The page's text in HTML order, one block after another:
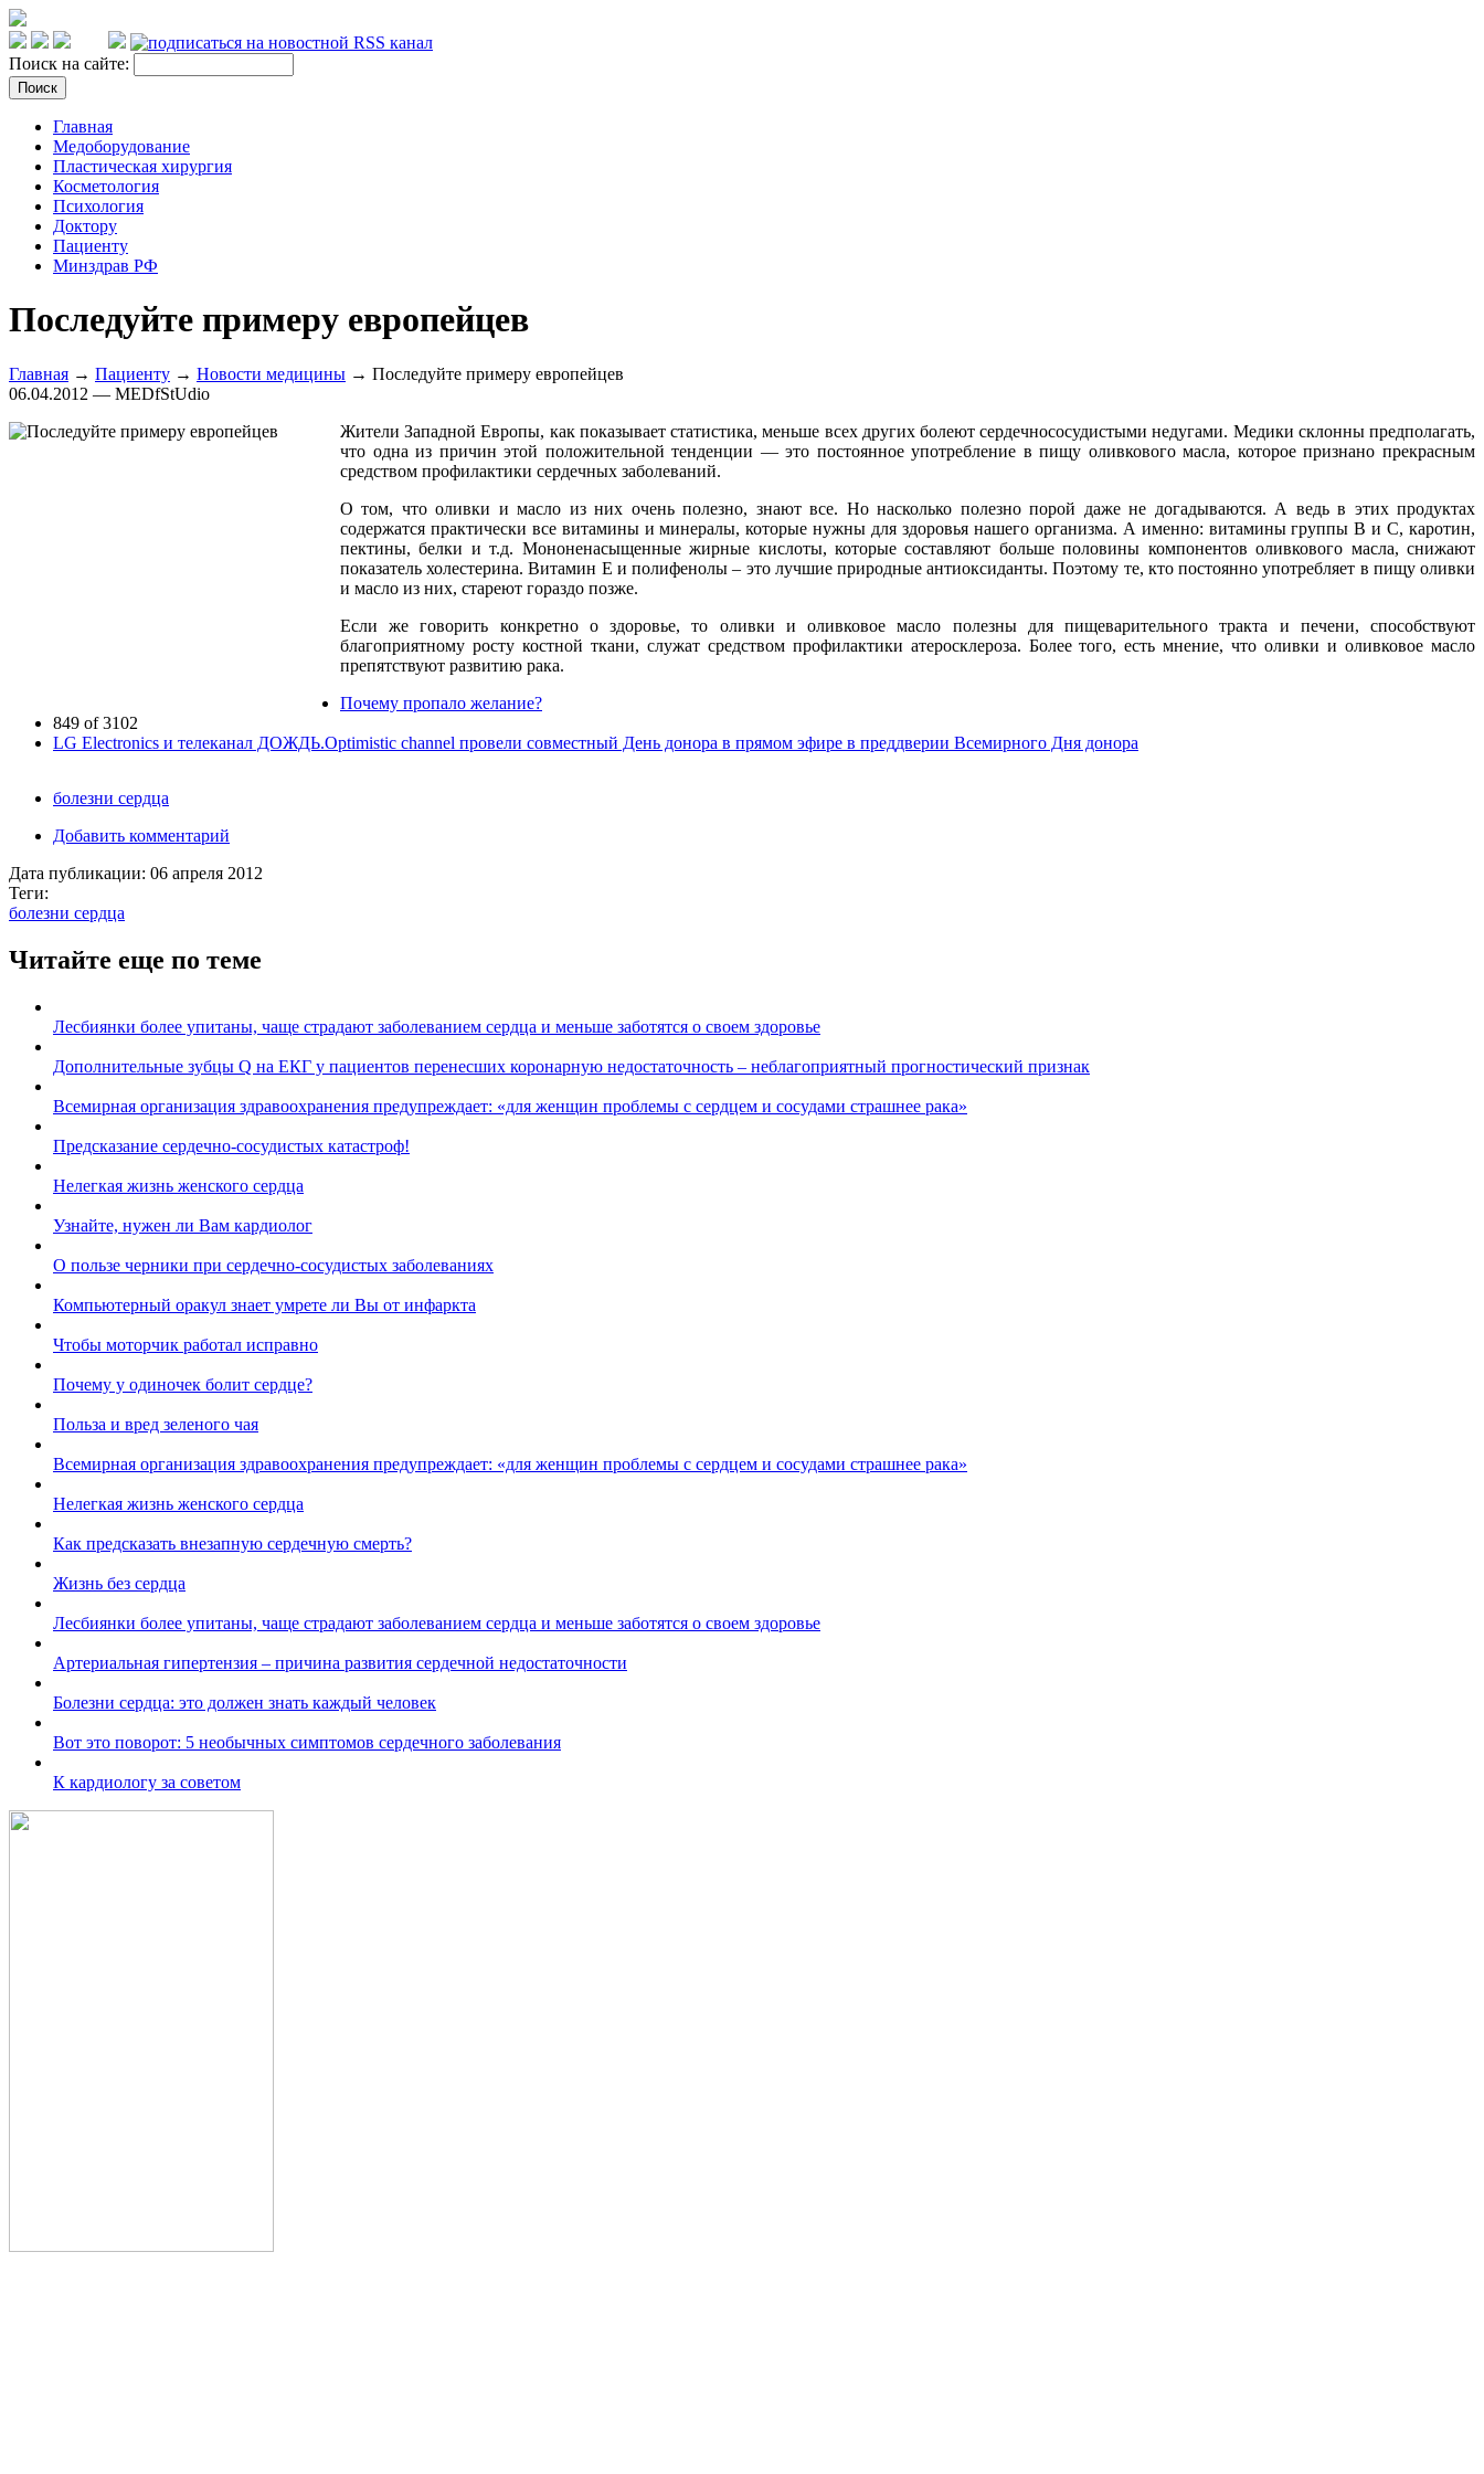
Поиск на сайте:
Главная
Медоборудование
Пластическая хирургия
Косметология
Психология
Доктору
Пациенту
Минздрав РФ
Последуйте примеру европейцев
Главная → Пациенту → Новости медицины → Последуйте примеру европейцев
06.04.2012 — MEDfStUdio
Жители Западной Европы, как показывает статистика, меньше всех других болеют сердечнососудистыми недугами. Медики склонны предполагать,
что одна из причин этой положительной тенденции — это постоянное употребление в пищу оливкового масла, которое признано прекрасным
средством профилактики сердечных заболеваний.
О том, что оливки и масло из них очень полезно, знают все. Но насколько полезно порой даже не догадываются. А ведь в этих продуктах
содержатся практически все витамины и минералы, которые нужны для здоровья нашего организма. А именно: витамины группы В и С, каротин,
пектины, белки и т.д. Мононенасыщенные жирные кислоты, которые составляют больше половины компонентов оливкового масла, снижают
показатель холестерина. Витамин Е и полифенолы – это лучшие природные антиоксиданты. Поэтому те, кто постоянно употребляет в пищу оливки
и масло из них, стареют гораздо позже.
Если же говорить конкретно о здоровье, то оливки и оливковое масло полезны для пищеварительного тракта и печени, способствуют
благоприятному росту костной ткани, служат средством профилактики атеросклероза. Более того, есть мнение, что оливки и оливковое масло
препятствуют развитию рака.
Почему пропало желание?
849 of 3102
LG Electronics и телеканал ДОЖДЬ.Optimistic channel провели совместный День донора в прямом эфире в преддверии Всемирного Дня донора
болезни сердца
Добавить комментарий
Дата публикации: 06 апреля 2012
Теги:
болезни сердца
Читайте еще по теме
Лесбиянки более упитаны, чаще страдают заболеванием сердца и меньше заботятся о своем здоровье
Дополнительные зубцы Q на ЕКГ у пациентов перенесших коронарную недостаточность – неблагоприятный прогностический признак
Всемирная организация здравоохранения предупреждает: «для женщин проблемы с сердцем и сосудами страшнее рака»
Предсказание сердечно-сосудистых катастроф!
Нелегкая жизнь женского сердца
Узнайте, нужен ли Вам кардиолог
О пользе черники при сердечно-сосудистых заболеваниях
Компьютерный оракул знает умрете ли Вы от инфаркта
Чтобы моторчик работал исправно
Почему у одиночек болит сердце?
Польза и вред зеленого чая
Всемирная организация здравоохранения предупреждает: «для женщин проблемы с сердцем и сосудами страшнее рака»
Нелегкая жизнь женского сердца
Как предсказать внезапную сердечную смерть?
Жизнь без сердца
Лесбиянки более упитаны, чаще страдают заболеванием сердца и меньше заботятся о своем здоровье
Артериальная гипертензия – причина развития сердечной недостаточности
Болезни сердца: это должен знать каждый человек
Вот это поворот: 5 необычных симптомов сердечного заболевания
К кардиологу за советом